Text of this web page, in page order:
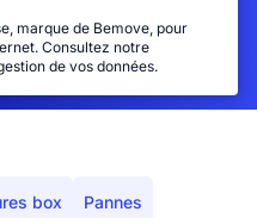
marque de Bemove, pour
Consultez notre
de vos données.
box Pannes